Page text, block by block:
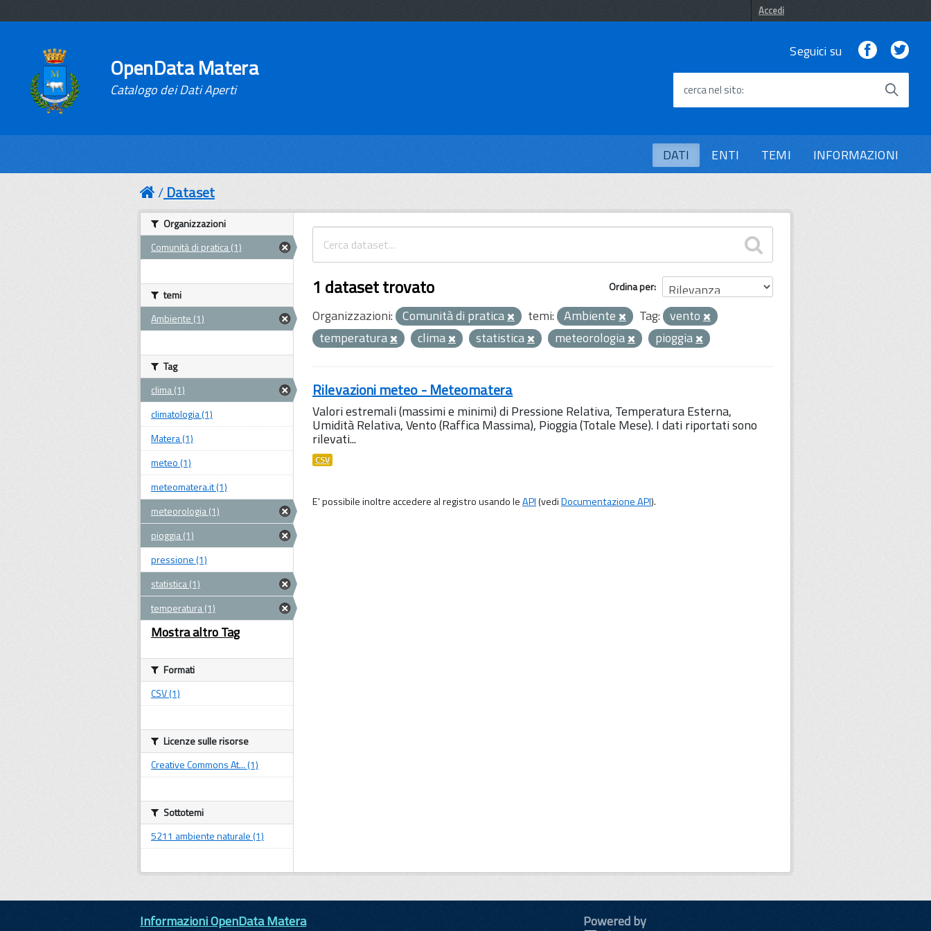
Accedi
OpenData Matera
Catalogo dei Dati Aperti
Seguici su Facebook
cerca nel sito
DATI ENTI TEMI INFORMAZIONI
Dataset
Ordina per
1 dataset trovato
Organizzazioni: Comunità di pratica temi: Ambiente Tag: vento
temperatura
clima statistica meteorologia pioggia
Rilevazioni meteo - Meteomatera
Valori estremali (massimi e minimi) di Pressione Relativa, Temperatura Esterna,
Umidità Relativa, Vento (Raffica Massima), Pioggia (Totale Mese). I dati riportati sono
rilevati...
CSV
E' possibile inoltre accedere al registro usando leAPI(vediDocumentazione API).
Organizzazioni
Comunità di pratica (1)
temi
Ambiente (1)
Tag
clima (1)
climatologia (1)
Matera (1)
meteo (1)
meteomatera.it (1)
meteorologia (1)
pioggia (1)
pressione (1)
statistica (1)
temperatura (1)
Mostra altro Tag
Formati
CSV (1)
Licenze sulle risorse
Creative Commons At... (1)
Sottotemi
5211 ambiente naturale (1)
Informazioni OpenData Matera
Powered by